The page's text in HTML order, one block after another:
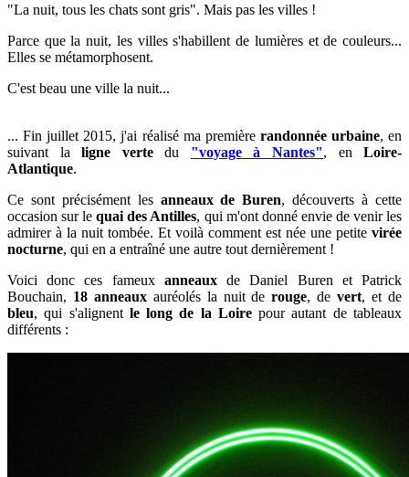
"La nuit, tous les chats sont gris". Mais pas les villes !
Parce que la nuit, les villes s'habillent de lumières et de couleurs...
Elles se métamorphosent.
C'est beau une ville la nuit...
... Fin juillet 2015, j'ai réalisé ma première randonnée urbaine, en
suivant laligne vertedu "voyage à Nantes", enLoire-
Atlantique.
Ce sont précisément les anneaux deBuren, découverts à cette
occasion sur lequai des Antilles, qui m'ont donné envie de venir les
admirer à la nuit tombée. Et voilà comment est née une petite virée
nocturne, qui en a entraîné une autre tout dernièrement !
Voici donc ces fameux anneauxde Daniel Buren et Patrick
Bouchain, 18 anneauxauréolés la nuit derouge, devert, et de
bleu, qui s'alignent le long de la Loirepour autant de tableaux
différents :